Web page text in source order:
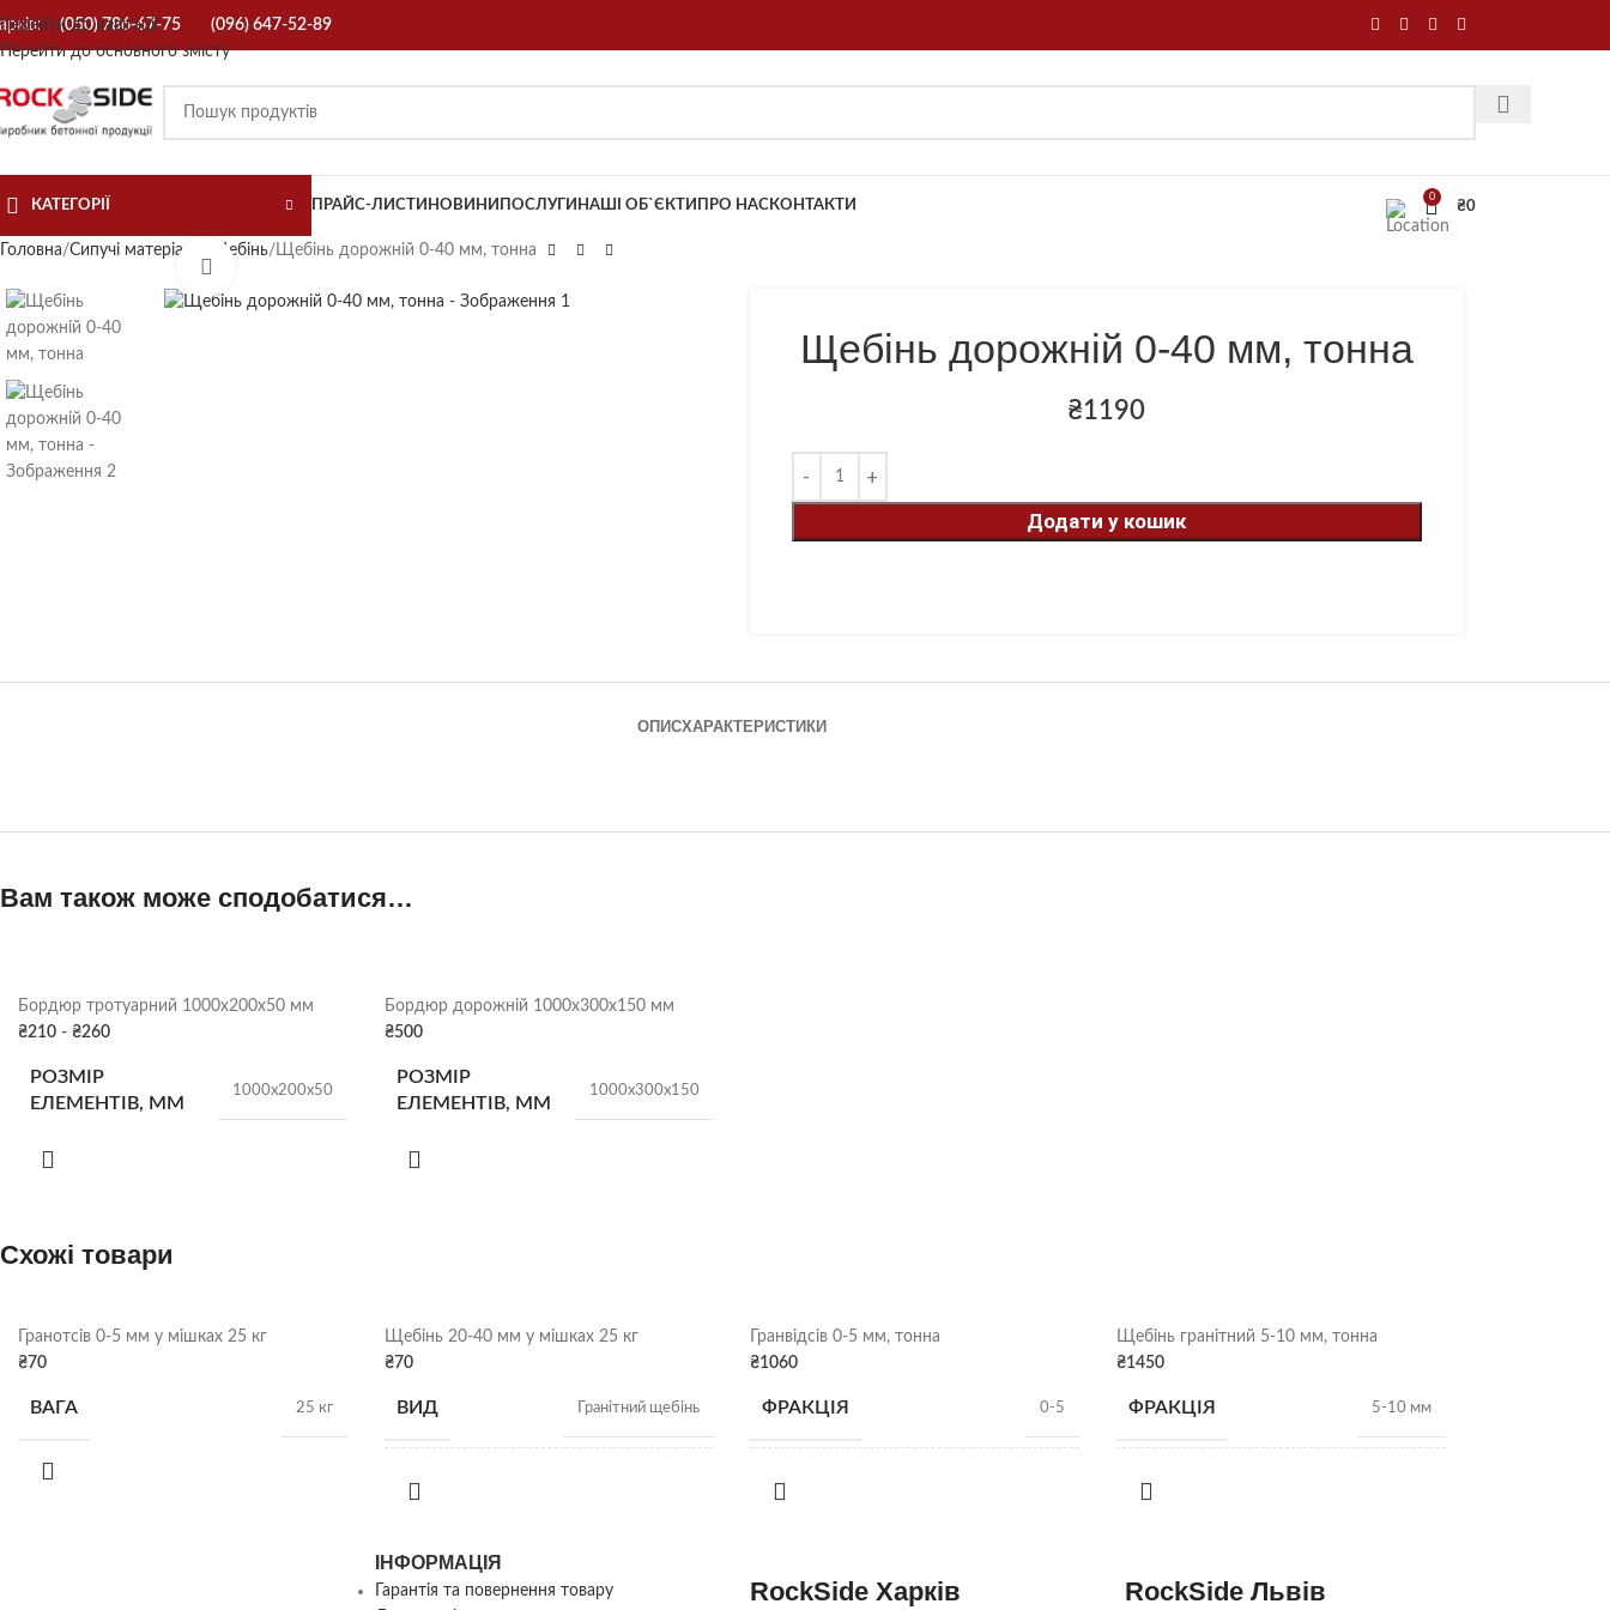
Перейти до навігації
Перейти до основного змісту
(050) 786-67-75 (096) 647-52-89
КАТЕГОРІЇ ПРАЙС-ЛИСТИ НОВИНИ ПОСЛУГИ НАШІ ОБ`ЄКТИ ПРО НАСКОНТАКТИ
0
₴0
Головна Сипучі матеріали Щебінь Щебінь дорожній 0-40 мм, тонна
Щебінь дорожній 0-40 мм, тонна
₴1190
Додати у кошик
ОПИСХАРАКТЕРИСТИКИ
Вам також може сподобатися…
Бордюр тротуарний 1000х200х50 мм
₴210 - ₴260
РОЗМІР
ЕЛЕМЕНТІВ, ММ
1000х200х50
ВАГА
КОЛІР
Сірий,Червоний Оливковий
Бордюр дорожній 1000х300х150 мм
₴500
РОЗМІР
ЕЛЕМЕНТІВ, ММ
1000х300х150
КОЛІР
СКЛАД Харків
Схожі товари
Гранотсів 0-5 мм у мішках 25 кг
₴70
ВАГА 25 кг
Щебінь 20-40 мм у мішках 25 кг
₴70
ВИД Гранітний щебінь
ВАГА
Гранвідсів 0-5 мм, тонна
₴1060
ФРАКЦІЯ 0-5
НАСИПНА ЩІЛЬНІСТЬ
Щебінь гранітний 5-10 мм, тонна
₴1450
ФРАКЦІЯ 5-10 мм
НАСИПНА
ВИД Гранітний щебінь
ІНФОРМАЦІЯ
Гарантія та повернення товару
RockSide Харків RockSide Львів